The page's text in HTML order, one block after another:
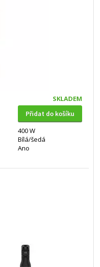
SKLADEM
Přidat do košíku
400 W
Bílá/šedá
Ano